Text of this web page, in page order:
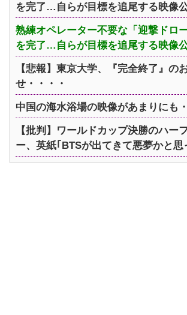
を完了…自らが目標を追尾する映像公
熟練オペレーター不要な「迎撃ドロ
を完了…自らが目標を追尾する映像
【悲報】東京大学、『完全終了』の
せ・・・・
中国の海水浴場の映像があまりにも
【批判】ワールドカップ決勝のハー
ー、英紙｢BTSが出てきて悪夢かと思